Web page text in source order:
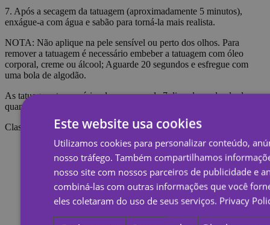
7. Após a secagem da tatuagem (aproximadamente 5 minutos),
enxágue-a com água e sabão para torná-la mais realista.
NOTA: Não aplique na pele sensível ou perto dos olhos. Para
remover a tatuagem é necessário embeber a tatuagem com óleo
corporal, creme ou álcool; Aguarde 20 segundos e esfregue com
uma bola de algodão.
As tatuagens temporárias duram cerca de 7 dias, dependendo do
quanto são esfregadas.
ClassificaçõesEste website usa cookies
Utilizamos cookies para personalizar conteúdo,
nosso tráfego. Também compartilhamos
nosso site com nossos parceiros de publicidade e
combiná-las com outras informações que você
eles coletaram do uso de seus serviços. Privacy